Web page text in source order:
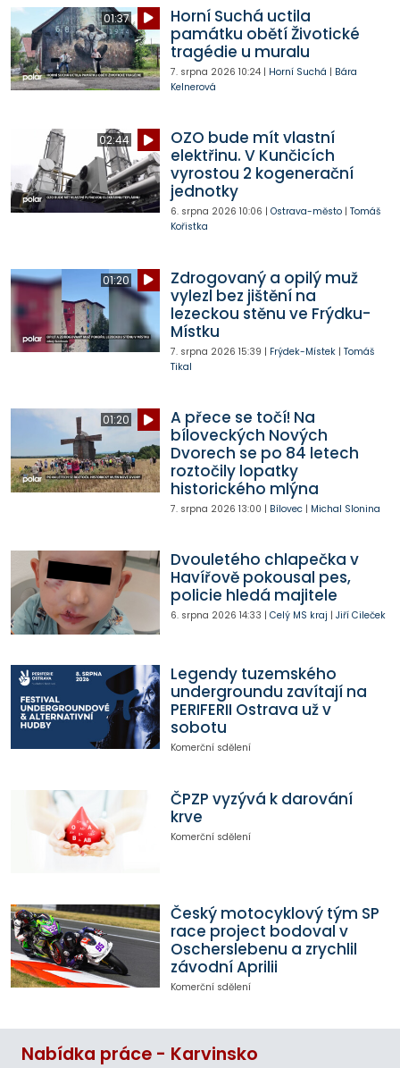
01:37
Horní Suchá uctila
památku obětí Životické
tragédie u muralu
7. srpna 2026 10:24| Horní Suchá | Bára
Kelnerová
02:44
OZO bude mít vlastní
elektřinu. V Kunčicích
vyrostou 2 kogenerační
jednotky
6. srpna 2026 10:06 | Ostrava-město| Tomáš
Kořistka
01:20
Zdrogovaný a opilý muž
vylezl bez jištění na
lezeckou stěnu ve Frýdku-
Místku
7. srpna 2026 15:39 | Frýdek-Místek| Tomáš
Tikal
01:20
A přece se točí! Na
bíloveckých Nových
Dvorech se po 84 letech
roztočily lopatky
historického mlýna
7. srpna 2026 13:00 | Bílovec| Michal Slonina
Dvouletého chlapečka v
Havířově pokousal pes,
policie hledá majitele
6. srpna 2026 14:33 | Celý MS kraj | Jiří Cileček
Legendy tuzemského
undergroundu zavítají na
PERIFERII Ostrava už v
sobotu
Komerční sdělení
ČPZP vyzývá k darování
krve
Komerční sdělení
Český motocyklový tým SP
race project bodoval v
Oscherslebenu a zrychlil
závodní Aprilii
Komerční sdělení
Nabídka práce - Karvinsko